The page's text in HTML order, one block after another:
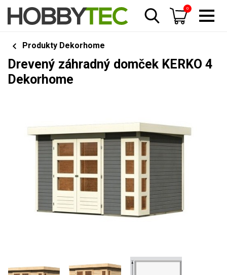
0
Produkty Dekorhome
Drevený záhradný domček KERKO 4
Dekorhome